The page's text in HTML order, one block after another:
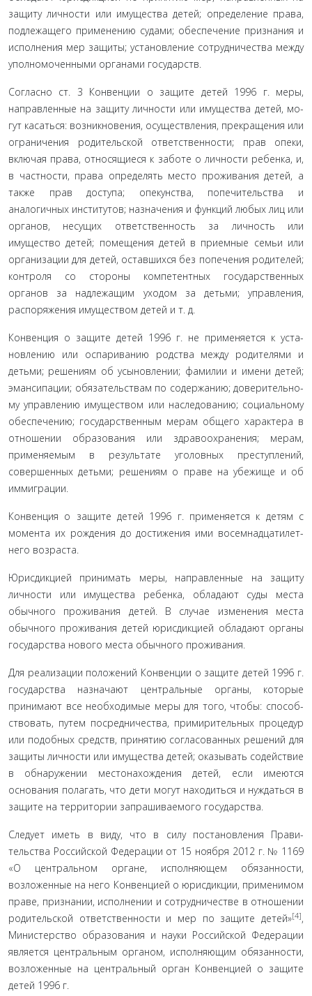
защиту личности или имущества детей; определение права,
подлежащего применению судами; обеспечение признания и
исполнения мер защиты; установление сотрудничества между
уполномоченными органами государств.
Согласно ст. 3 Конвенции о защите детей 1996 г. меры,
направленные на защиту личности или имущества детей, мо­
гут касаться: возникновения, осуществления, прекращения или
ограничения родительской ответственности; прав опеки,
включая права, относящиеся к заботе о личности ребенка, и,
в частности, права определять место проживания детей, а
так­же прав доступа; опекунства, попечительства и
аналогичных институтов; назначения и функций любых лиц или
органов, несущих ответственность за личность или
имущество детей; помещения детей в приемные семьи или
организации для детей, оставшихся без попечения родителей;
контроля со сто­роны компетентных государственных
органов за надлежащим уходом за детьми; управления,
распоряжения имуществом детей и т. д.
Конвенция о защите детей 1996 г. не применяется к уста­
новлению или оспариванию родства между родителями и
детьми; решениям об усыновлении; фамилии и имени детей;
эмансипации; обязательствам по содержанию; доверительно­
му управлению имуществом или наследованию; социальному
обеспечению; государственным мерам общего характера в
от­ношении образования или здравоохранения; мерам,
приме­няемым в результате уголовных преступлений,
совершенных детьми; решениям о праве на убежище и об
иммиграции.
Конвенция о защите детей 1996 г. применяется к детям с
момента их рождения до достижения ими восемнадцатилет­
него возраста.
Юрисдикцией принимать меры, направленные на за­щиту
личности или имущества ребенка, обладают суды места
обычного проживания детей. В случае изменения места
обыч­ного проживания детей юрисдикцией обладают органы
госу­дарства нового места обычного проживания.
Для реализации положений Конвенции о защите детей 1996 г.
государства назначают центральные органы, которые
принимают все необходимые меры для того, чтобы: способ­
ствовать, путем посредничества, примирительных процедур
или подобных средств, принятию согласованных решений для
защиты личности или имущества детей; оказывать содействие
в обнаружении местонахождения детей, если имеются
основа­ния полагать, что дети могут находиться и нуждаться в
защите на территории запрашиваемого государства.
Следует иметь в виду, что в силу постановления Прави­
тельства Российской Федерации от 15 ноября 2012 г. № 1169
«О центральном органе, исполняющем обязанности,
возложенные на него Конвенцией о юрисдикции, применимом
праве, при­знании, исполнении и сотрудничестве в отношении
родитель­ской ответственности и мер по защите детей»[4],
Министерство образования и науки Российской Федерации
является цен­тральным органом, исполняющим обязанности,
возложенные на центральный орган Конвенцией о защите
детей 1996 г.